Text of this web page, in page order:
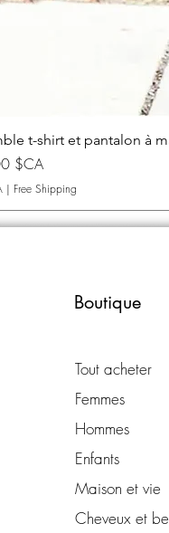
t-shirt et pantalon à
$CA
| Free Shipping
Boutique
Tout acheter
Femmes
Hommes
Enfants
Maison et vie
Cheveux et